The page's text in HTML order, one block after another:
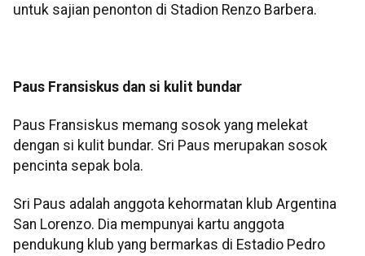
untuk sajian penonton di Stadion Renzo Barbera.
Paus Fransiskus dan si kulit bundar
Paus Fransiskus memang sosok yang melekat
dengan si kulit bundar. Sri Paus merupakan sosok
pencinta sepak bola.
Sri Paus adalah anggota kehormatan klub Argentina
San Lorenzo. Dia mempunyai kartu anggota
pendukung klub yang bermarkas di Estadio Pedro